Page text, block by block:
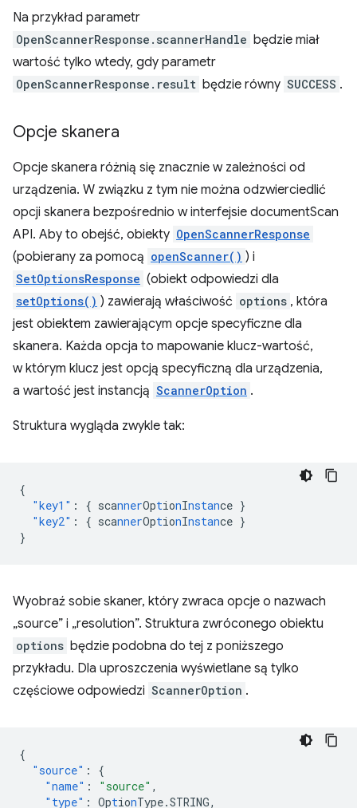
Na przykład parametr
OpenScannerResponse.scannerHandle będzie miał
wartość tylko wtedy, gdy parametr
OpenScannerResponse.result będzie równy SUCCESS .
Opcje skanera
Opcje skanera różnią się znacznie w zależności od
urządzenia. W związku z tym nie można odzwierciedlić
opcji skanera bezpośrednio w interfejsie documentScan
API. Aby to obejść, obiekty OpenScannerResponse
(pobierany za pomocą openScanner() ) i
SetOptionsResponse (obiekt odpowiedzi dla
setOptions() ) zawierają właściwość options , która
jest obiektem zawierającym opcje specyficzne dla
skanera. Każda opcja to mapowanie klucz-wartość,
w którym klucz jest opcją specyficzną dla urządzenia,
a wartość jest instancją ScannerOption .
Struktura wygląda zwykle tak:
{
"key1" : { scannerOptionInstance }
"key2" : { scannerOptionInstance }
}
Wyobraź sobie skaner, który zwraca opcje o nazwach
„source” i „resolution”. Struktura zwróconego obiektu
options będzie podobna do tej z poniższego
przykładu. Dla uproszczenia wyświetlane są tylko
częściowe odpowiedzi ScannerOption .
{
"source" :
{
"name" : "source" ,
"type" : OptionType.STRING,